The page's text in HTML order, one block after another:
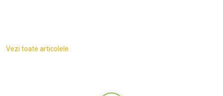
Vezi toate articolele